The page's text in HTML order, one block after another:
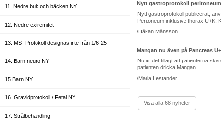
11. Nedre buk och bäcken NY
12. Nedre extremitet
13. MS- Protokoll designas inte från 1/6-25
14. Barn neuro NY
15 Barn NY
16. Gravidprotokoll / Fetal NY
17. Strålbehandling
Nytt gastroprotokoll peritoneum
Nytt gastroprotokoll publicerat,
Peritoneum inklusive thorax U+K.
/Håkan Månsson
Mangan nu även på Pancreas
Nu är det tillagt att patienterna
patienten dricka Mangan.
/Maria Lestander
Visa alla 68 nyheter